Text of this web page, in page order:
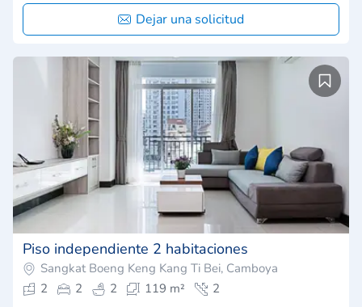
Dejar una solicitud
Piso independiente 2 habitaciones
Sangkat Boeng Keng Kang Ti Bei, Camboya
2
2 2 119 m²
2